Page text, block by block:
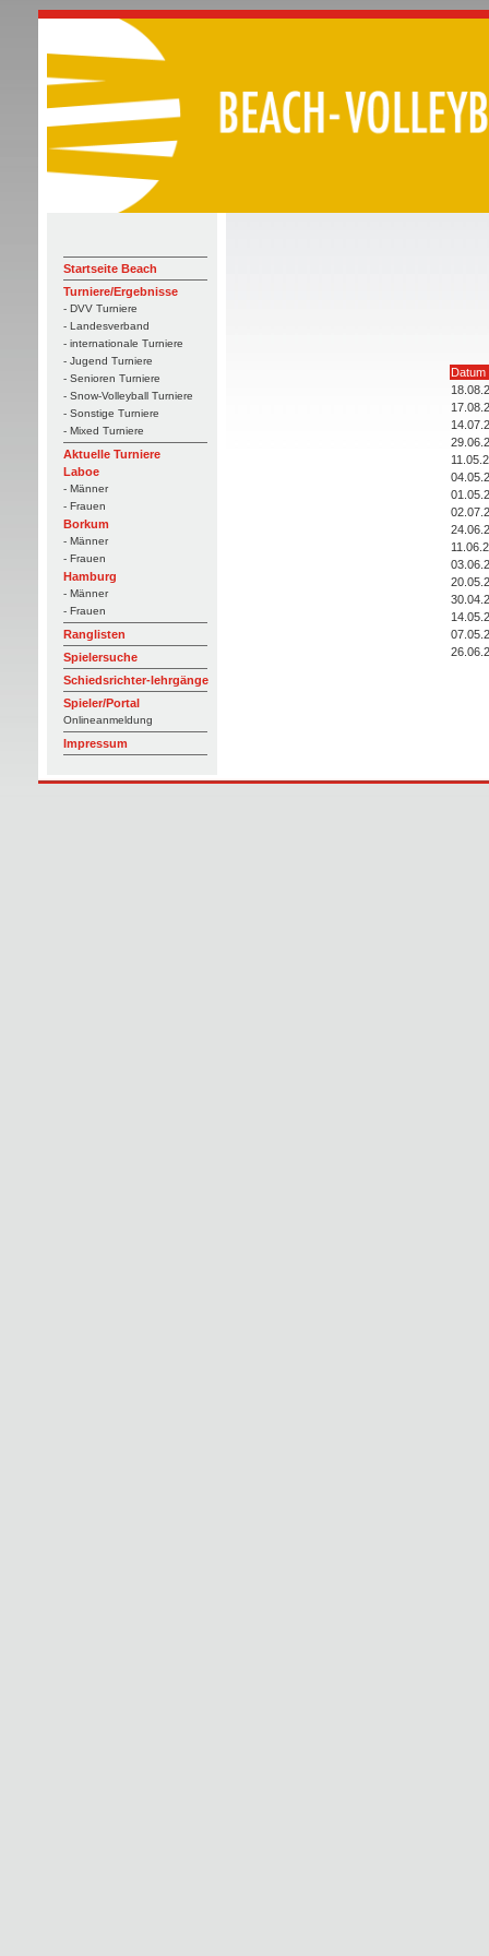
Startseite Beach
Turniere/Ergebnisse
- DVV Turniere
- Landesverband
- internationale Turniere
- Jugend Turniere
- Senioren Turniere
- Snow-Volleyball Turniere
- Sonstige Turniere
- Mixed Turniere
Aktuelle Turniere
Laboe
- Männer
- Frauen
Borkum
- Männer
- Frauen
Hamburg
- Männer
- Frauen
Ranglisten
Spielersuche
Schiedsrichter-lehrgänge
Spieler/Portal
Onlineanmeldung
Impressum
Datum